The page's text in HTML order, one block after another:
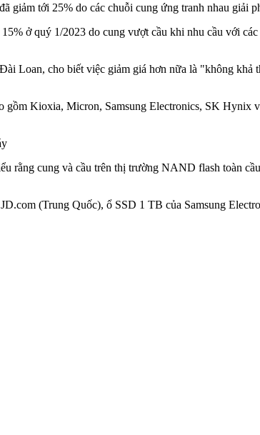
giảm tới 25% do các chuỗi cung ứng tranh nhau giải
ở quý 1/2023 do cung vượt cầu khi nhu cầu với
Loan, cho biết việc giảm giá hơn nữa là "không khả
gồm Kioxia, Micron, Samsung Electronics, SK
rằng cung và cầu trên thị trường NAND flash toàn
(Trung Quốc), ổ SSD 1 TB của Samsung